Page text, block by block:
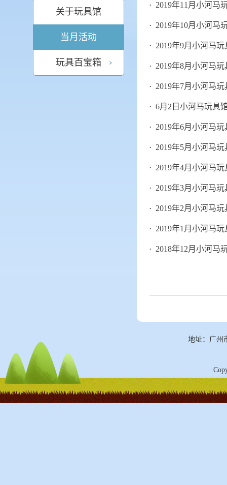
关于玩具馆
当月活动
玩具百宝箱
2019年11月小河马
2019年10月小河马
2019年9月小河马
2019年8月小河马
2019年7月小河马
6月2日小河马玩具
2019年6月小河马
2019年5月小河马
2019年4月小河马
2019年3月小河马
2019年2月小河马
2019年1月小河马
2018年12月小河马
地址：广州